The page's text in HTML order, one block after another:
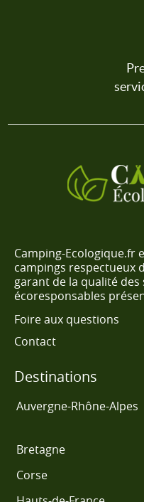
Camping-Ecologique.fr
campings respectueux
garant de la qualité
écoresponsables
Foire aux questions
Contact
Destinations
Auvergne-Rhône-Alpes
Bretagne
Corse